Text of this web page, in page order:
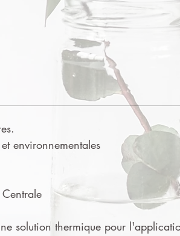
environnementales
solution thermique pour